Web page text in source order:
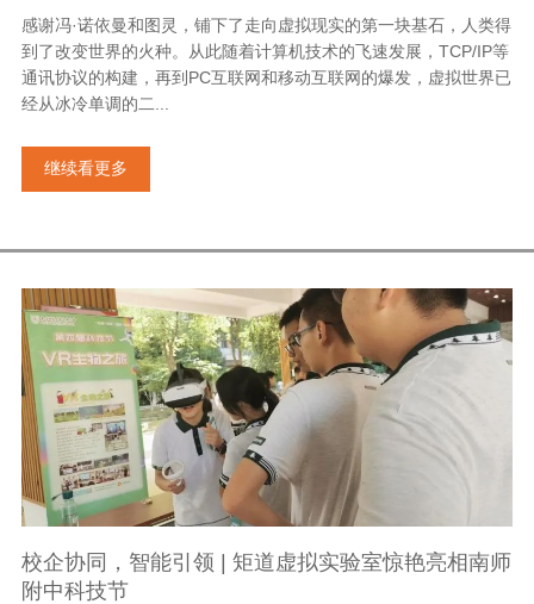
感谢冯·诺依曼和图灵，铺下了走向虚拟现实的第一块基石，人类得
到了改变世界的火种。从此随着计算机技术的飞速发展，TCP/IP等
通讯协议的构建，再到PC互联网和移动互联网的爆发，虚拟世界已
经从冰冷单调的二...
继续看更多
校企协同，智能引领 | 矩道虚拟实验室惊艳亮相南师
附中科技节